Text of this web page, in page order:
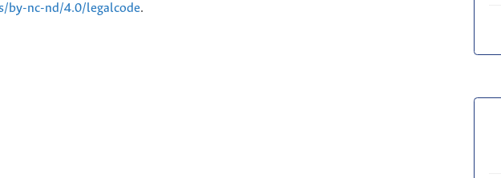
by-nc-nd/4.0/legalcode.